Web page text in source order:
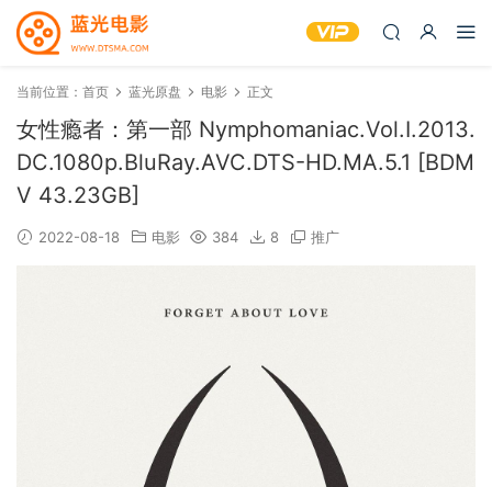
当前位置： 首页 蓝光原盘 电影 正文
女性瘾者：第一部 Nymphomaniac.Vol.I.2013.
DC.1080p.BluRay.AVC.DTS-HD.MA.5.1 [BDM
V 43.23GB]
2022-08-18 电影 384 8 推广